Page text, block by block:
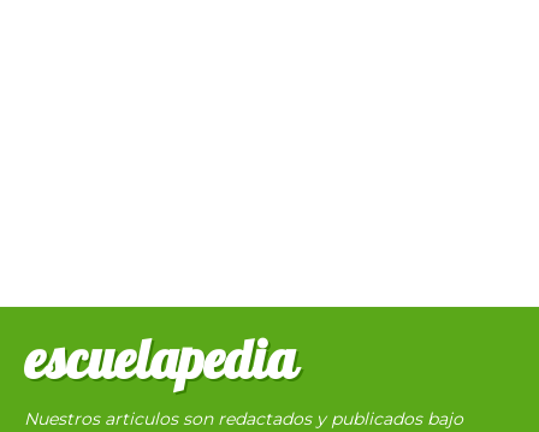
escuelapedia
Nuestros articulos son redactados y publicados bajo